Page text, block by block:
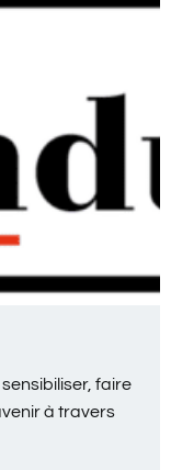
faire
à travers